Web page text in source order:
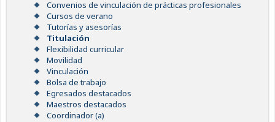
Convenios de vinculación de prácticas profesionales
Cursos de verano
Tutorías y asesorías
Titulación
Flexibilidad curricular
Movilidad
Vinculación
Bolsa de trabajo
Egresados destacados
Maestros destacados
Coordinador (a)